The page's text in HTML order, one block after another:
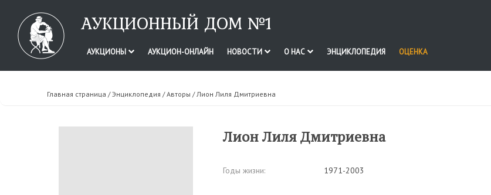
АУКЦИОННЫЙ ДОМ №1
АУКЦИОНЫ АУКЦИОН-ОНЛАЙН НОВОСТИ О НАС ЭНЦИКЛОПЕДИЯ ОЦЕНКА
Главная страница /Энциклопедия /Авторы / Лион Лиля Дмитриевна
Лион Лиля Дмитриевна
Годы жизни: 1971-2003